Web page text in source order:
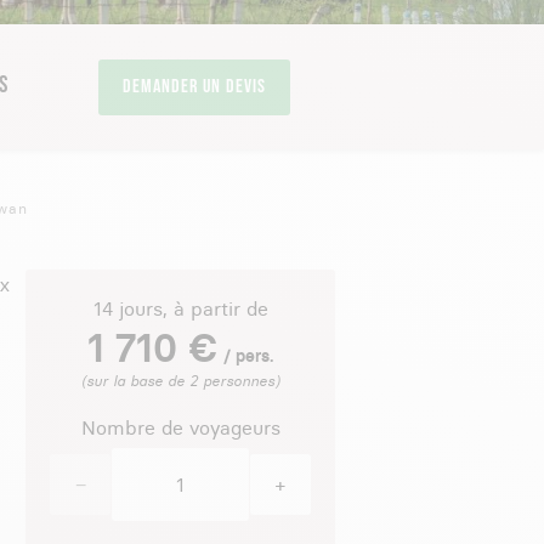
Demander un devis
14 jours, à partir de
1 710 € / pers.
(sur la base de 2 personnes)
Nombre de voyageurs
− +